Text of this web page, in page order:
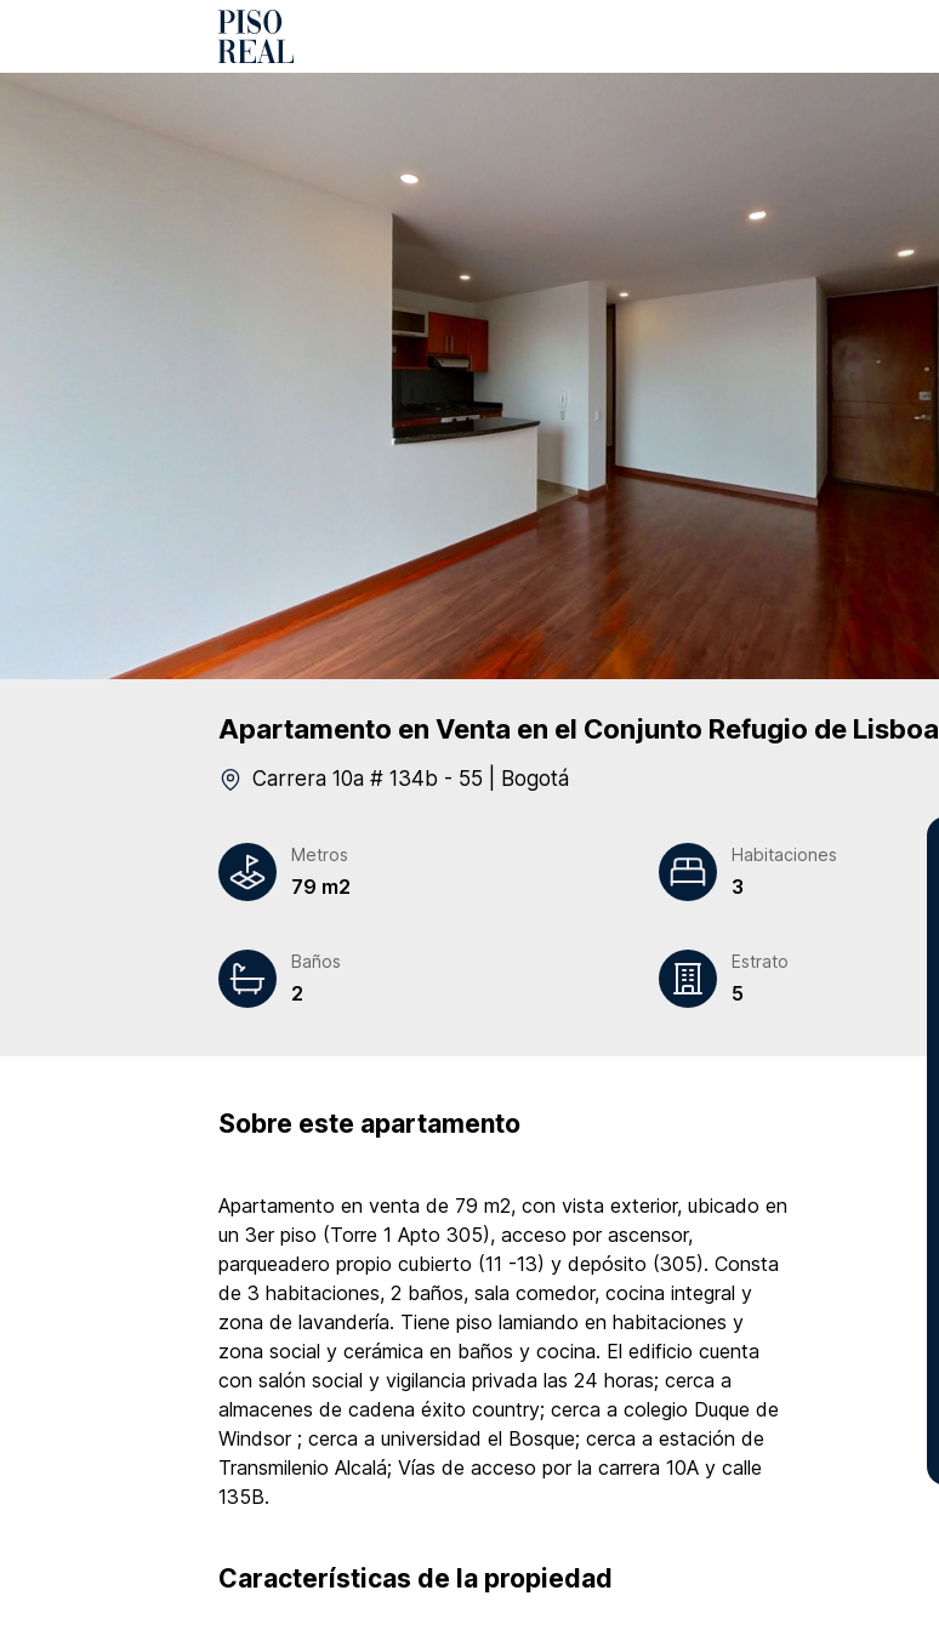
Apartamento en Venta en el Conjunto Refugio de Lisboa
Carrera 10a # 134b - 55 Bogotá
Metros
79 m2
Habitaciones
3
Baños
2
Estrato
5
Sobre este apartamento
Apartamento en venta de 79 m2, con vista exterior, ubicado en
un 3er piso (Torre 1 Apto 305), acceso por ascensor,
parqueadero propio cubierto (11 -13) y depósito (305). Consta
de 3 habitaciones, 2 baños, sala comedor, cocina integral y
zona de lavandería. Tiene piso lamiando en habitaciones y
zona social y cerámica en baños y cocina. El edificio cuenta
con salón social y vigilancia privada las 24 horas; cerca a
almacenes de cadena éxito country; cerca a colegio Duque de
Windsor ; cerca a universidad el Bosque; cerca a estación de
Transmilenio Alcalá; Vías de acceso por la carrera 10A y calle
135B.
Características de la propiedad